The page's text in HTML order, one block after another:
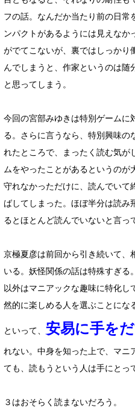
フの話。なんだか当たり前の日常
ンパクトがあるようには見えな
がでてこないが、裏ではしっかり
んでしまうと、作家というのは随
と思ってしまう。
今回の宮部みゆきは特別ゲームに
る。さらに言うなら、特別興味の
れたところで、まったく読む気が
ムをやったことがあるというのが
守れなかっただけに、読んでいて
ばしてしまった。ほぼ半分は読み
るとほとんど読んでいないと言っ
京極夏彦は前回から引き続いて、
いる。妖怪関係の話は特殊すぎる
以外はマニアックな趣味に特化し
然的に楽しめる人を選ぶことにな
といって、 安易に手を
れない。中身を知った上で、マニ
ても、読もうという人は手にとっ
３はおそらく読まないだろう。